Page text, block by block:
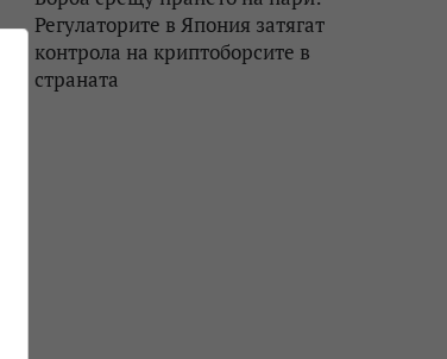
Регулаторите в Япония затягат
контрола на криптоборсите в
страната